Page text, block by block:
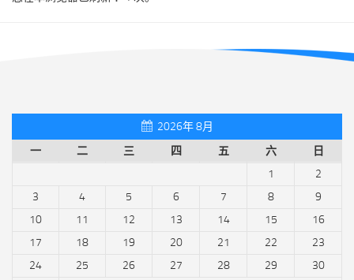
2026年 8月
一
二 三 四 五 六 日
1
2
3
4 5 6 7 8
9
10
11 12 13 14 15
16
17
18 19 20 21 22
23
24
25 26 27 28 29
30